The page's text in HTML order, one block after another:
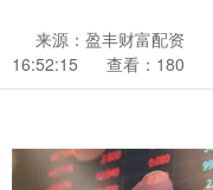
来源：盈丰财富配资
16:52:15
查看：180